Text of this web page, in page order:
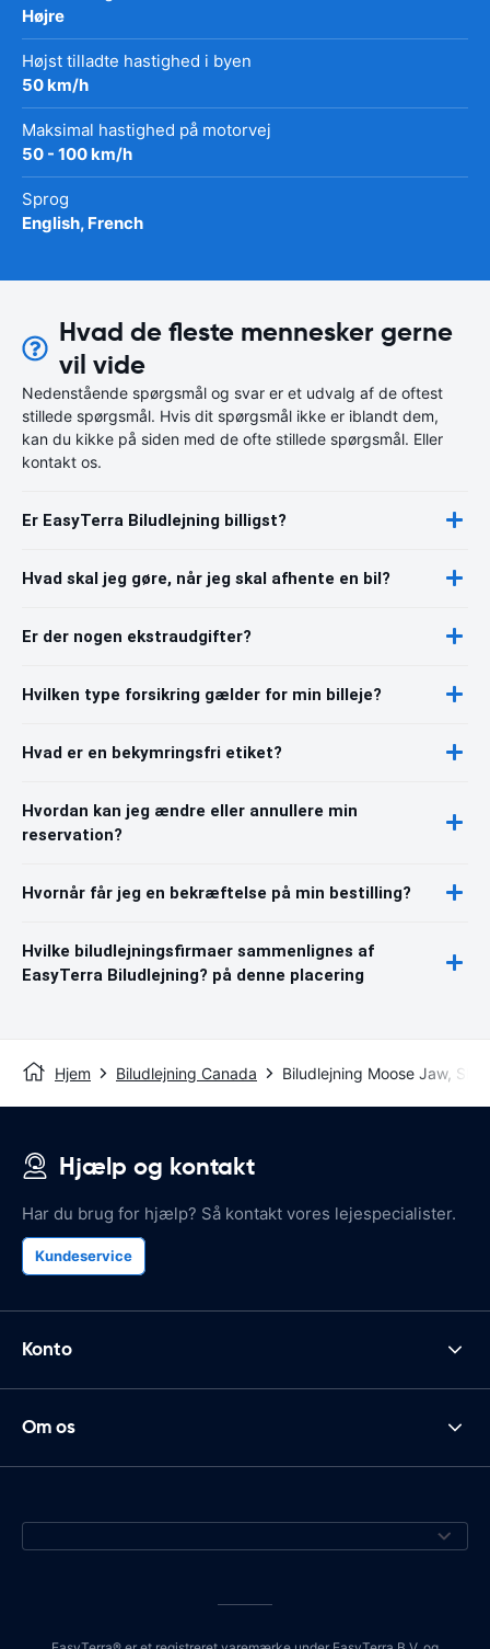
Højre
Højst tilladte hastighed i byen
50 km/h
Maksimal hastighed på motorvej
50 - 100 km/h
Sprog
English, French
Hvad de fleste mennesker gerne
vil vide
Nedenstående spørgsmål og svar er et udvalg af de oftest
stillede spørgsmål. Hvis dit spørgsmål ikke er iblandt dem,
kan du kikke på siden med de ofte stillede spørgsmål. Eller
kontakt os.
Er EasyTerra Biludlejning billigst?
Hvad skal jeg gøre, når jeg skal afhente en bil?
Er der nogen ekstraudgifter?
Hvilken type forsikring gælder for min billeje?
Hvad er en bekymringsfri etiket?
Hvordan kan jeg ændre eller annullere min
reservation?
Hvornår får jeg en bekræftelse på min bestilling?
Hvilke biludlejningsfirmaer sammenlignes af
EasyTerra Biludlejning? på denne placering
Hjem Biludlejning Canada Biludlejning Moose Jaw, SK
Hjælp og kontakt
Har du brug for hjælp? Så kontakt vores lejespecialister.
Kundeservice
Konto
Om os